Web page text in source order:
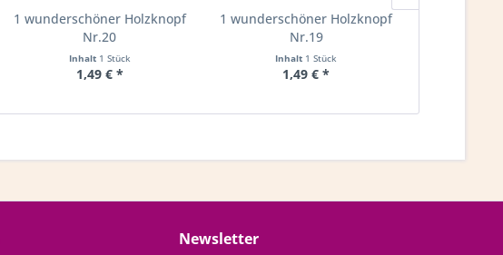
1 wunderschöner Holzknopf
Nr.20
Inhalt 1 Stück
1,49 € *
1 wunderschöner Holzknopf
Nr.19
Inhalt 1 Stück
1,49 € *
Newsletter